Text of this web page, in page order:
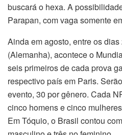
buscará o hexa. A
Parapan, com vaga somente
Ainda em agosto, entre os
(Alemanha), acontece o
seis primeiros de cada prova
respectivo país em Paris.
evento, 30 por gênero. Cada
cinco homens e cinco
Em Tóquio, o Brasil contou